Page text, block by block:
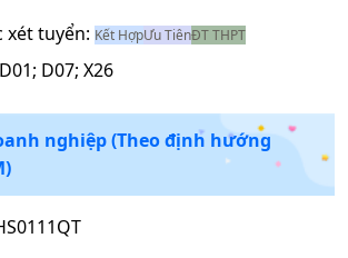
xét tuyển: Kết HợpƯu TiênĐT THPT
D07; X26
nghiệp (Theo định hướng